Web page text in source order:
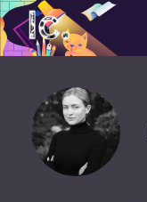
Illustratörcentrum